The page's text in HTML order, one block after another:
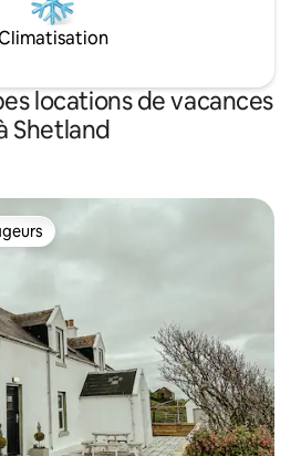
locations de vacances
Shetland
parmi les plus aimés